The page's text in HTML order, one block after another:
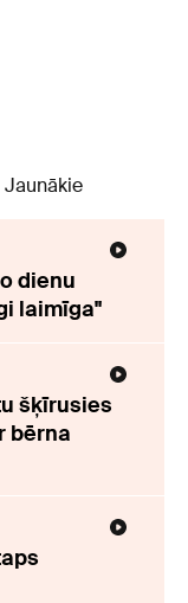
Jaunākie
dienu
laimīga"
šķīrusies
bērna